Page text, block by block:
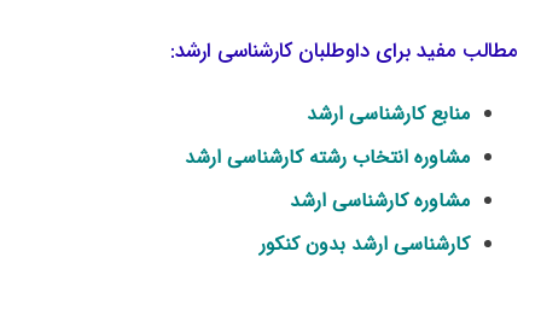
مطالب مفید برای داوطلبان کارشناسی ارشد:
منابع کارشناسی ارشد
مشاوره انتخاب رشته کارشناسی ارشد
مشاوره کارشناسی ارشد
کارشناسی ارشد بدون کنکور